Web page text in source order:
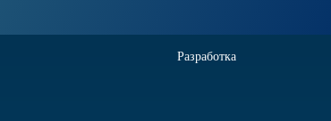
Разработка